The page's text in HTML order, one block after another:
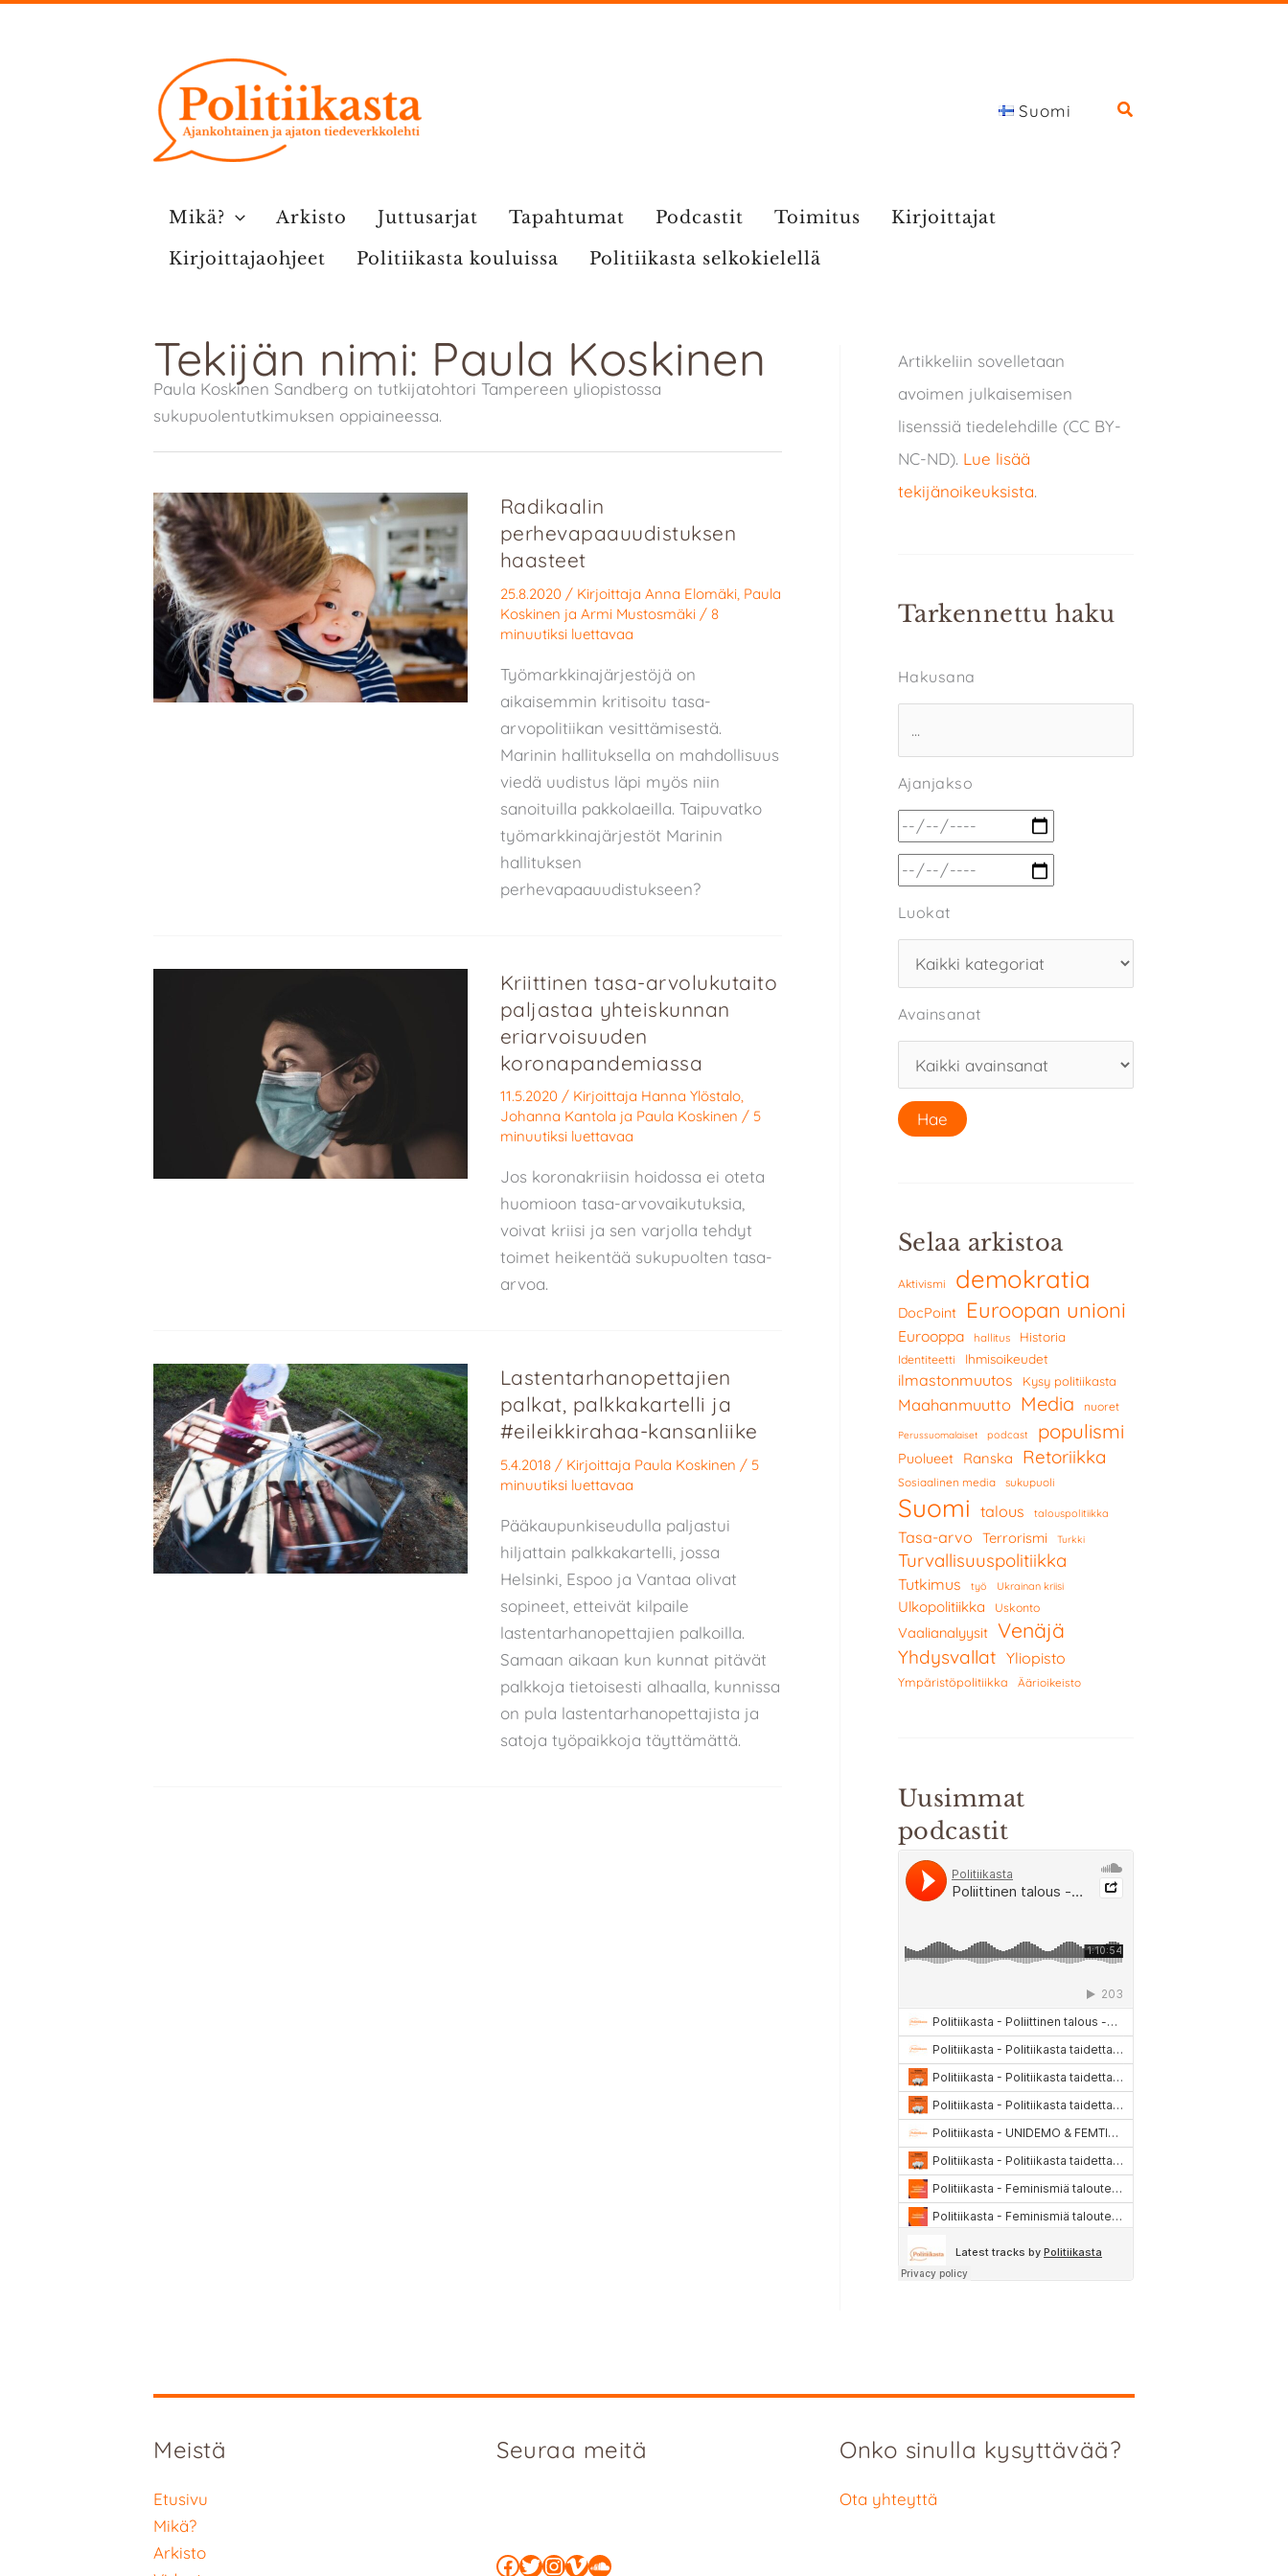
Suomi
Mikä? Arkisto Juttusarjat Tapahtumat Podcastit Toimitus
Kirjoittajat
Kirjoittajaohjeet
Politiikasta kouluissa Politiikasta selkokielellä
Tekijän nimi: Paula Koskinen
Paula Koskinen Sandberg on tutkijatohtori Tampereen yliopistossa
sukupuolentutkimuksen oppiaineessa.
Radikaalin
perhevapaauudistuksen
haasteet
25.8.2020 / Kirjoittaja Anna Elomäki, Paula
Koskinen ja Armi Mustosmäki/ 8
minuutiksi luettavaa
Työmarkkinajärjestöjä on
aikaisemmin kritisoitu tasa-
arvopolitiikan vesittämisestä.
Marinin hallituksella on mahdollisuus
viedä uudistus läpi myös niin
sanoituilla pakkolaeilla. Taipuvatko
työmarkkinajärjestöt Marinin
hallituksen
perhevapaauudistukseen?
Kriittinen tasa-arvolukutaito
paljastaa yhteiskunnan
eriarvoisuuden
koronapandemiassa
11.5.2020 / Kirjoittaja Hanna Ylöstalo,
Johanna Kantola ja Paula Koskinen / 5
minuutiksi luettavaa
Jos koronakriisin hoidossa ei oteta
huomioon tasa-arvovaikutuksia,
voivat kriisi ja sen varjolla tehdyt
toimet heikentää sukupuolten tasa-
arvoa.
Lastentarhanopettajien
palkat, palkkakartelli ja
#eileikkirahaa-kansanliike
5.4.2018 / Kirjoittaja Paula Koskinen / 5
minuutiksi luettavaa
Pääkaupunkiseudulla paljastui
hiljattain palkkakartelli, jossa
Helsinki, Espoo ja Vantaa olivat
sopineet, etteivät kilpaile
lastentarhanopettajien palkoilla.
Samaan aikaan kun kunnat pitävät
palkkoja tietoisesti alhaalla, kunnissa
on pula lastentarhanopettajista ja
satoja työpaikkoja täyttämättä.
Artikkeliin sovelletaan
avoimen julkaisemisen
lisenssiä tiedelehdille (CC BY-
NC-ND). Lue lisää
tekijänoikeuksista.
Tarkennettu haku
Hakusana
Ajanjakso
Luokat
Avainsanat
Selaa arkistoa
Aktivismi demokratia
DocPoint Euroopan unioni
Eurooppa hallitus Historia
Identiteetti Ihmisoikeudet
ilmastonmuutos Kysy politiikasta
Maahanmuutto Media nuoret
Perussuomalaiset podcast populismi
Puolueet Ranska Retoriikka
Sosiaalinen media sukupuoli
Suomi talous talouspolitiikka
Tasa-arvo Terrorismi Turkki
Turvallisuuspolitiikka
Tutkimus työ Ukrainan kriisi
Ulkopolitiikka Uskonto
Vaalianalyysit Venäjä
Yhdysvallat Yliopisto
Ympäristöpolitiikka Äärioikeisto
Uusimmat
podcastit
Meistä
Etusivu
Mikä?
Arkisto
Seuraa meitä
Facebook
Twitter
Instagram
Vimeo
SoundCloud
Onko sinulla kysyttävää?
Ota yhteyttä